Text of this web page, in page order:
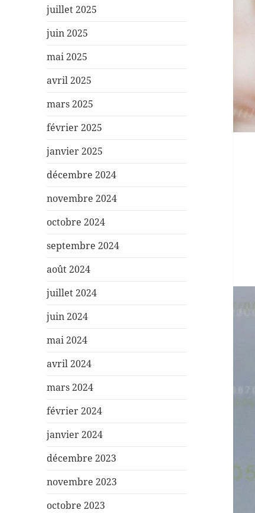
juillet 2025
juin 2025
mai 2025
avril 2025
mars 2025
février 2025
janvier 2025
décembre 2024
novembre 2024
octobre 2024
septembre 2024
août 2024
juillet 2024
juin 2024
mai 2024
avril 2024
mars 2024
février 2024
janvier 2024
décembre 2023
novembre 2023
octobre 2023